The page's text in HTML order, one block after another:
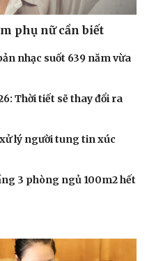
Nghệ sĩ
phụ nữ cần biết
nhạc suốt 639 năm vừa
Thời tiết sẽ thay đổi ra
lý người tung tin xúc
3 phòng ngủ 100m2 hết